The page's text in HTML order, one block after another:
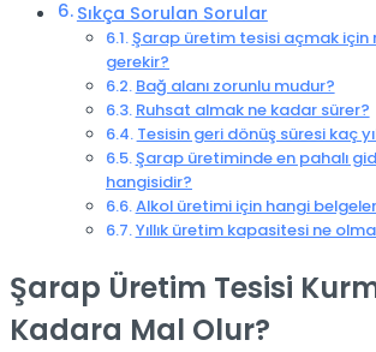
Sıkça Sorulan Sorular
Şarap üretim tesisi açmak için
gerekir?
Bağ alanı zorunlu mudur?
Ruhsat almak ne kadar sürer?
Tesisin geri dönüş süresi kaç
Şarap üretiminde en pahalı
hangisidir?
Alkol üretimi için hangi
Yıllık üretim kapasitesi ne
Şarap Üretim Tesisi
Kadara Mal Olur?